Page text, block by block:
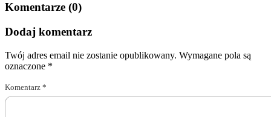
Komentarze (0)
Dodaj komentarz
Twój adres email nie zostanie opublikowany. Wymagane pola są
oznaczone *
Komentarz *